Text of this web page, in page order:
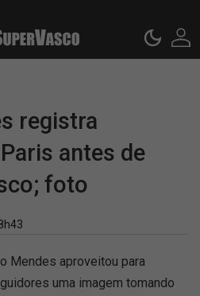
registra
antes de
foto
Mendes aproveitou para
uma imagem tomando